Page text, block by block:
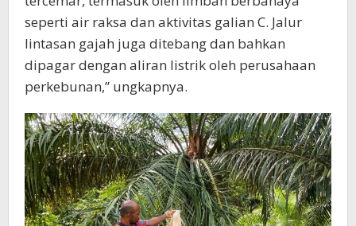
seperti air raksa dan aktivitas galian C. Jalur
lintasan gajah juga ditebang dan bahkan
dipagar dengan aliran listrik oleh perusahaan
perkebunan,” ungkapnya.